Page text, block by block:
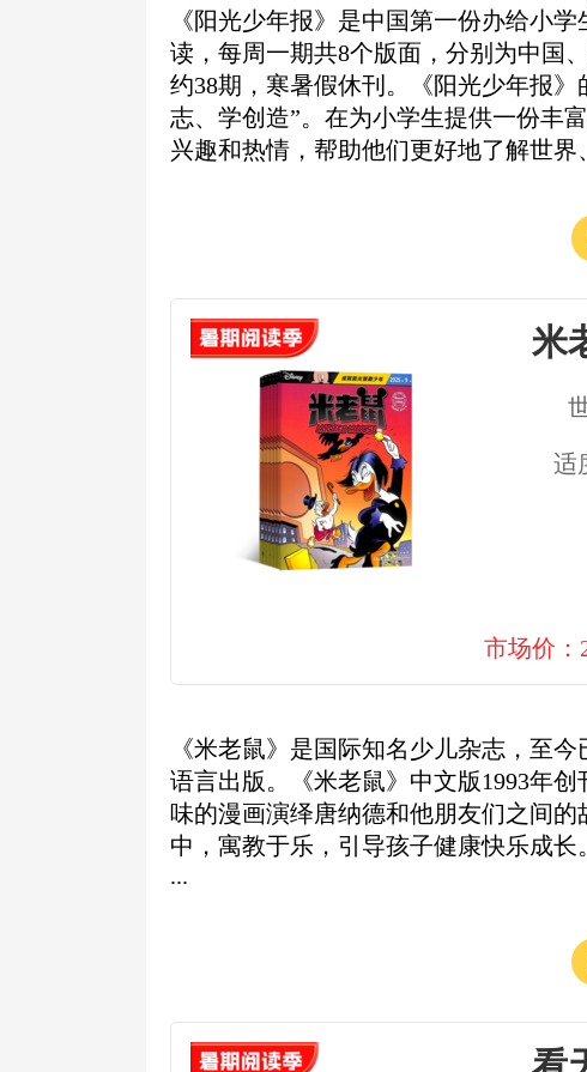
《阳光少年报》是中国第一份办给小
读，每周一期共8个版面，分别为中国
约38期，寒暑假休刊。《阳光少年报
志、学创造”。在为小学生提供一份丰
兴趣和热情，帮助他们更好地了解世界
米
适
市场价：
《米老鼠》是国际知名少儿杂志，至
语言出版。《米老鼠》中文版1993年
味的漫画演绎唐纳德和他朋友们之间
中，寓教于乐，引导孩子健康快乐成长。
...